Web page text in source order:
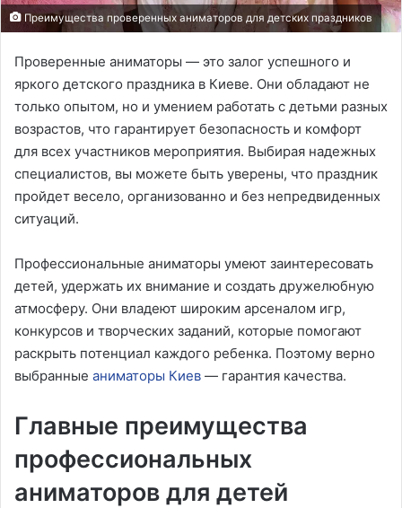
Преимущества проверенных аниматоров для детских праздников
Проверенные аниматоры — это залог успешного и
яркого детского праздника в Киеве. Они обладают не
только опытом, но и умением работать с детьми разных
возрастов, что гарантирует безопасность и комфорт
для всех участников мероприятия. Выбирая надежных
специалистов, вы можете быть уверены, что праздник
пройдет весело, организованно и без непредвиденных
ситуаций.
Профессиональные аниматоры умеют заинтересовать
детей, удержать их внимание и создать дружелюбную
атмосферу. Они владеют широким арсеналом игр,
конкурсов и творческих заданий, которые помогают
раскрыть потенциал каждого ребенка. Поэтому верно
выбранные аниматоры Киев — гарантия качества.
Главные преимущества
профессиональных
аниматоров для детей